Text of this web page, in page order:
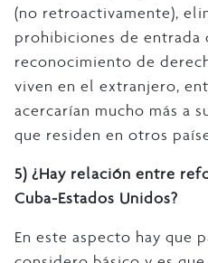
(no retroactivamente),
prohibiciones de entrada
reconocimiento de
viven en el extranjero,
acercarían mucho más a
que residen en otros
5) ¿Hay relación entre
Cuba-Estados Unidos?
En este aspecto hay que